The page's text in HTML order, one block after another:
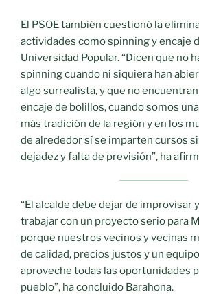
El PSOE también cuestionó la
actividades como spinning y encaje
Universidad Popular. “Dicen que no
spinning cuando ni siquiera han
algo surrealista, y que no
encaje de bolillos, cuando somos
más tradición de la región y en los
de alrededor sí se imparten cursos
dejadez y falta de previsión”, ha
“El alcalde debe dejar de improvisar
trabajar con un proyecto serio para
porque nuestros vecinos y vecinas
de calidad, precios justos y un
aproveche todas las oportunidades
pueblo”, ha concluido Barahona.